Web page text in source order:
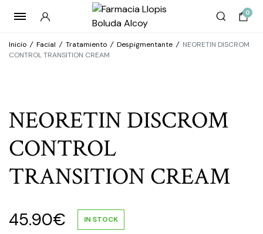
0
Inicio / Facial / Tratamiento / Despigmentante / NEORETIN DISCROM
CONTROL TRANSITION CREAM
NEORETIN DISCROM
CONTROL
TRANSITION CREAM
45.90€ IN STOCK